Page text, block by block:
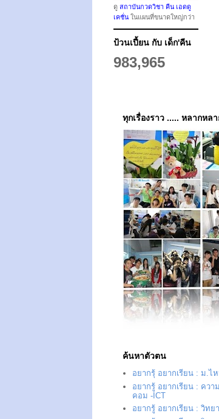
ดู สถาบันกวดวิชา คีน เอดดู
เคชั่น ในแผนที่ขนาดใหญ่กว่า
ป้วนเปี้ยน กับ เด็ก'คีน
983,965
ทุกเรื่องราว ..... หลากหล
ค้นหาตัวตน
อยากรุ้ อยากเรียน : ม.ไ
อยากรู้ อยากเรียน : ควา
คอม -ICT
อยากรู้ อยากเรียน : วิท